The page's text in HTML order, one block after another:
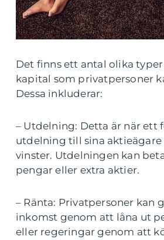
Det finns ett antal olika
kapital som privatpersoner
Dessa inkluderar:
– Utdelning: Detta är när ett
utdelning till sina aktieägare
vinster. Utdelningen kan
pengar eller extra aktier.
– Ränta: Privatpersoner kan
inkomst genom att låna ut
eller regeringar genom att